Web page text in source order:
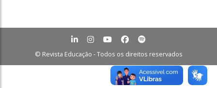
© Revista Educação - Todos os direitos reservados